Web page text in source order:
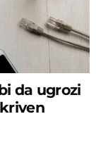
da ugrozi